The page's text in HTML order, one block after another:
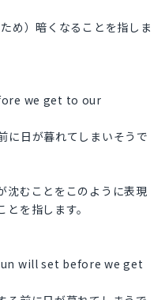
め）暗くなることを指しま
we get to our
に日が暮れてしまいそうで
むことをこのように表現
を指します。
will set before we get